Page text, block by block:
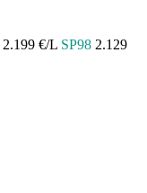
2.199 €/L SP98 2.129